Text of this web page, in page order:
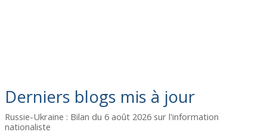
Derniers blogs mis à jour
Russie-Ukraine : Bilan du 6 août 2026 surl'information
nationaliste